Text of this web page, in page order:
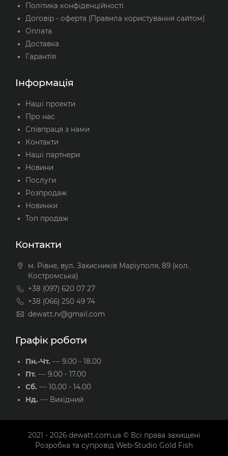
Політика конфіденційності
Договір - оферта (Правила користування сайтом)
Оплата
Доставка
Гарантія
Інформація
Наші проекти
Про нас
Співпраця з нами
Контакти
Наші партнери
Новини
Послуги
Розпродаж
Новинки
Топ продаж
Контакти
м. Рівне, вул. Захисників Маріуполя, 89 (кол.
Костромська)
+38 (097) 620 07 27
+38 (066) 250 49 74
dewatt.rv@gmail.com
Графік роботи
Пн.-Чт. --- 9.00 - 18.00
Пт. --- 9.00 - 17.00
Сб. --- 10.00 - 14.00
Нд. --- Вихідний
2021 - 2026 dewatt.com.ua © Всі права захищені
Розробка та супровід Web-Studio Gold Fish